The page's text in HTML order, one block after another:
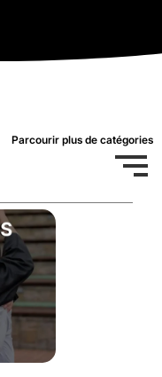
Parcourir plus de catégories